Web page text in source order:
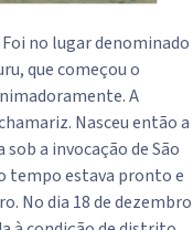
Foi no lugar denominado
que começou o
A
Nasceu então a
a invocação de São
tempo estava pronto e
No dia 18 de dezembro